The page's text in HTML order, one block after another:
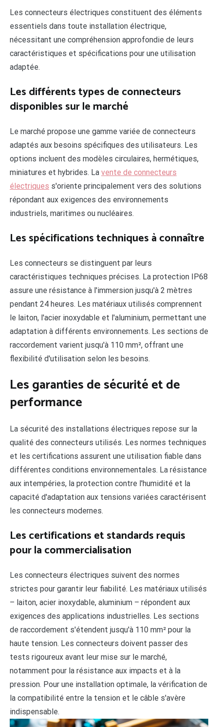
Les connecteurs électriques constituent des éléments
essentiels dans toute installation électrique,
nécessitant une compréhension approfondie de leurs
caractéristiques et spécifications pour une utilisation
adaptée.
Les différents types de connecteurs
disponibles sur le marché
Le marché propose une gamme variée de connecteurs
adaptés aux besoins spécifiques des utilisateurs. Les
options incluent des modèles circulaires, hermétiques,
miniatures et hybrides. La vente de connecteurs
électriques s'oriente principalement vers des solutions
répondant aux exigences des environnements
industriels, maritimes ou nucléaires.
Les spécifications techniques à connaître
Les connecteurs se distinguent par leurs
caractéristiques techniques précises. La protection IP68
assure une résistance à l'immersion jusqu'à 2 mètres
pendant 24 heures. Les matériaux utilisés comprennent
le laiton, l'acier inoxydable et l'aluminium, permettant une
adaptation à différents environnements. Les sections de
raccordement varient jusqu'à 110 mm², offrant une
flexibilité d'utilisation selon les besoins.
Les garanties de sécurité et de
performance
La sécurité des installations électriques repose sur la
qualité des connecteurs utilisés. Les normes techniques
et les certifications assurent une utilisation fiable dans
différentes conditions environnementales. La résistance
aux intempéries, la protection contre l'humidité et la
capacité d'adaptation aux tensions variées caractérisent
les connecteurs modernes.
Les certifications et standards requis
pour la commercialisation
Les connecteurs électriques suivent des normes
strictes pour garantir leur fiabilité. Les matériaux utilisés
– laiton, acier inoxydable, aluminium – répondent aux
exigences des applications industrielles. Les sections
de raccordement s'étendent jusqu'à 110 mm² pour la
haute tension. Les connecteurs doivent passer des
tests rigoureux avant leur mise sur le marché,
notamment pour la résistance aux impacts et à la
pression. Pour une installation optimale, la vérification de
la compatibilité entre la tension et le câble s'avère
indispensable.